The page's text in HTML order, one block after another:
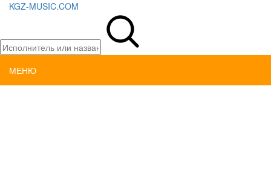
KGZ-MUSIC.COM
МЕНЮ